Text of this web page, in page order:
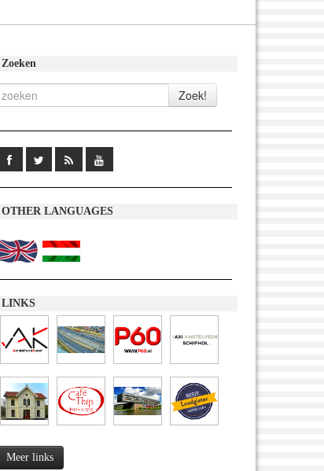
Zoeken
OTHER LANGUAGES
LINKS
Meer links